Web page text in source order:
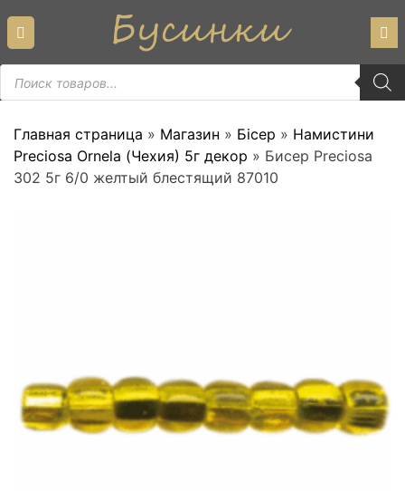
content
Пошук
товарів
Главная страница » Магазин » Бісер » Намистини
Preciosa Ornela (Чехия) 5г декор » Бисер Preciosa
302 5г 6/0 желтый блестящий 87010